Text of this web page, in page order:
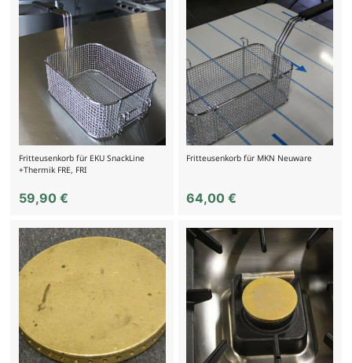
Fritteusenkorb für EKU SnackLine
+Thermik FRE, FRI
59,90 €
Fritteusenkorb für MKN Neuware
64,00€